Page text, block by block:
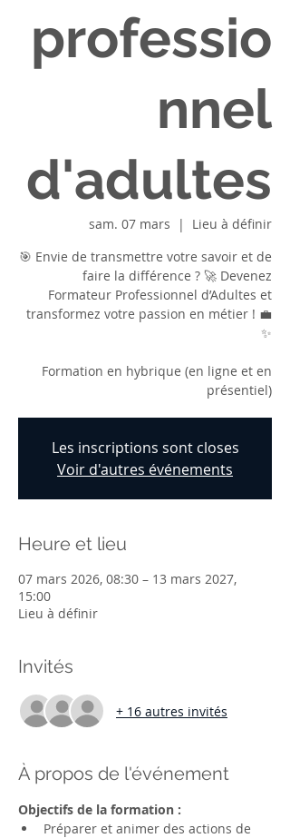
professio
nnel
d'adultes
sam. 07 mars
  |
Lieu à définir
🎯 Envie de transmettre votre savoir et de
faire la différence ? 🚀 Devenez
Formateur Professionnel d’Adultes et
transformez votre passion en métier ! 💼
✨
Formation en hybrique (en ligne et en
présentiel)
Les inscriptions sont closes
Voir d'autres événements
Heure et lieu
07 mars 2026, 08:30 – 13 mars 2027,
15:00
Lieu à définir
Invités
+ 16 autres invités
À propos de l'événement
Objectifs de la formation :
Préparer et animer des actions de